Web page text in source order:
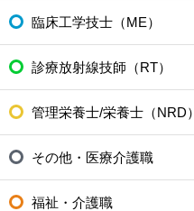
臨床工学技士（ME）
診療放射線技師（RT）
管理栄養士/栄養士（NRD）
その他・医療介護職
福祉・介護職